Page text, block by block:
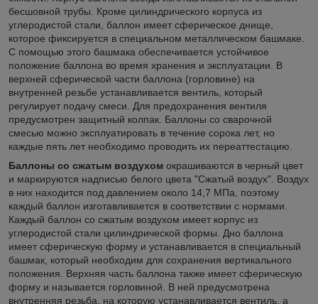
бесшовной трубы. Кроме цилиндрического корпуса из
углеродистой стали, баллон имеет сферическое днище,
которое фиксируется в специальном металлическом башмаке.
С помощью этого башмака обеспечивается устойчивое
положение баллона во время хранения и эксплуатации. В
верхней сферической части баллона (горловине) на
внутренней резьбе устанавливается вентиль, который
регулирует подачу смеси. Для предохранения вентиля
предусмотрен защитный колпак. Баллоны со сварочной
смесью можно эксплуатировать в течение сорока лет, но
каждые пять лет необходимо проводить их переаттестацию.
Баллоны со сжатым воздухом окрашиваются в черный цвет
и маркируются надписью белого цвета "Сжатый воздух". Воздух
в них находится под давлением около 14,7 МПа, поэтому
каждый баллон изготавливается в соответствии с нормами.
Каждый баллон со сжатым воздухом имеет корпус из
углеродистой стали цилиндрической формы. Дно баллона
имеет сферическую форму и устанавливается в специальный
башмак, который необходим для сохранения вертикального
положения. Верхняя часть баллона также имеет сферическую
форму и называется горловиной. В ней предусмотрена
внутренняя резьба, на которую устанавливается вентиль, а